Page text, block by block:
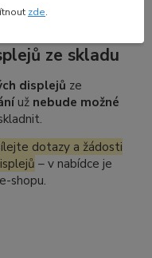
ze skladu
displejů ze
už nebude možné
dotazy a žádosti
– v nabídce je
shopu.
zde.